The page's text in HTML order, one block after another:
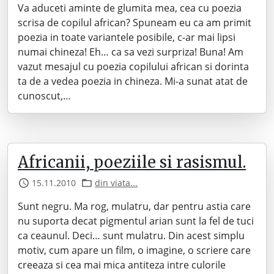
Va aduceti aminte de glumita mea, cea cu poezia
scrisa de copilul african? Spuneam eu ca am primit
poezia in toate variantele posibile, c-ar mai lipsi
numai chineza! Eh… ca sa vezi surpriza! Buna! Am
vazut mesajul cu poezia copilului african si dorinta
ta de a vedea poezia in chineza. Mi-a sunat atat de
cunoscut,…
Africanii, poeziile si rasismul.
15.11.2010 din viata...
Sunt negru. Ma rog, mulatru, dar pentru astia care
nu suporta decat pigmentul arian sunt la fel de tuci
ca ceaunul. Deci… sunt mulatru. Din acest simplu
motiv, cum apare un film, o imagine, o scriere care
creeaza si cea mai mica antiteza intre culorile